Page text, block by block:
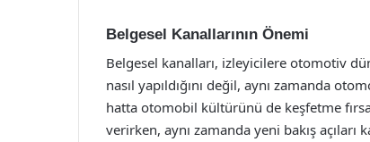
Belgesel Kanallarının Önemi
Belgesel kanalları, izleyicilere otomotiv
nasıl yapıldığını değil, aynı zamanda
hatta otomobil kültürünü de keşfetme
verirken, aynı zamanda yeni bakış açıları